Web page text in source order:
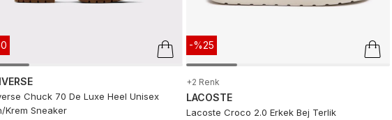
Chuck 70 De Luxe Heel Unisex
Krem Sneaker
-%25
+2 Renk
LACOSTE
Lacoste Croco 2.0 Erkek Bej Terlik